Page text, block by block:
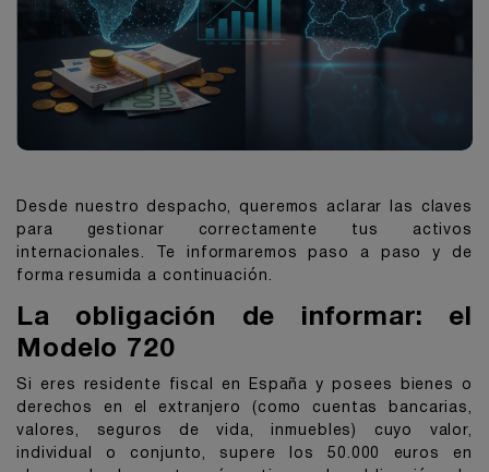
Desde nuestro despacho, queremos aclarar las claves
para gestionar correctamente tus activos
internacionales. Te informaremos paso a paso y de
forma resumida a continuación.
La obligación de informar: el
Modelo 720
Si eres residente fiscal en España y posees bienes o
derechos en el extranjero (como cuentas bancarias,
valores, seguros de vida, inmuebles) cuyo valor,
individual o conjunto, supere los 50.000 euros en